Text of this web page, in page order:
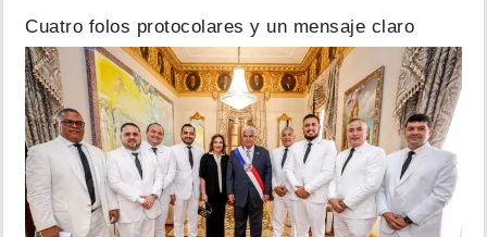
Cuatro folos protocolares y un mensaje claro